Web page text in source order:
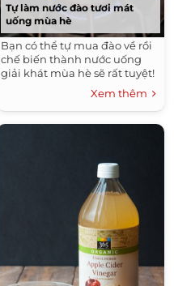
Tự làm nước đào tươi mát
uống mùa hè
Bạn có thể tự mua đào về rồi
chế biến thành nước uống
giải khát mùa hè sẽ rất tuyệt!
Xem thêm